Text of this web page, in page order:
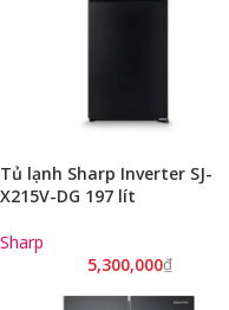
Tủ lạnh Sharp Inverter SJ-
X215V-DG 197 lít
Sharp
5,300,000₫